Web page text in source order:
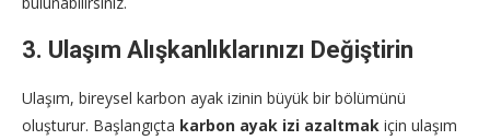
3. Ulaşım Alışkanlıklarınızı Değiştirin
Ulaşım, bireysel karbon ayak izinin büyük bir bölümünü
oluşturur. Başlangıçta karbon ayak izi azaltmak için ulaşım